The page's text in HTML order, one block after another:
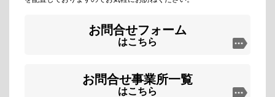
お問合せフォーム
はこちら
お問合せ事業所一覧
はこちら